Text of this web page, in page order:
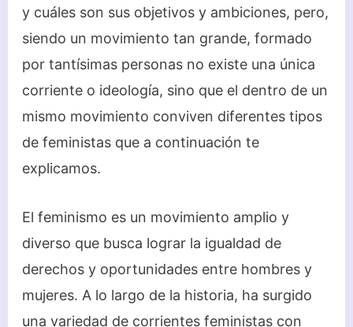
y cuáles son sus objetivos y ambiciones, pero,
siendo un movimiento tan grande, formado
por tantísimas personas no existe una única
corriente o ideología, sino que el dentro de un
mismo movimiento conviven diferentes tipos
de feministas que a continuación te
explicamos.
El feminismo es un movimiento amplio y
diverso que busca lograr la igualdad de
derechos y oportunidades entre hombres y
mujeres. A lo largo de la historia, ha surgido
una variedad de corrientes feministas con